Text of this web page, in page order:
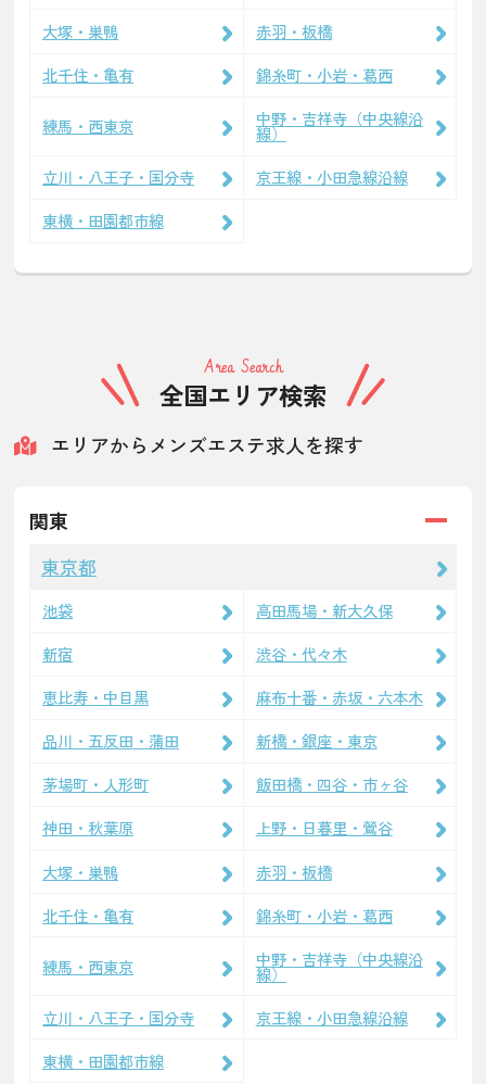
大塚・巣鴨
赤羽・板橋
北千住・亀有
錦糸町・小岩・葛西
練馬・西東京 中野・吉祥寺（中央線沿
線）
立川・八王子・国分寺
京王線・小田急線沿線
東横・田園都市線
Area Search
全国エリア検索
エリアからメンズエステ求人を探す
関東
東京都
池袋
高田馬場・新大久保
新宿
渋谷・代々木
恵比寿・中目黒
麻布十番・赤坂・六本木
品川・五反田・蒲田
新橋・銀座・東京
茅場町・人形町
飯田橋・四谷・市ヶ谷
神田・秋葉原
上野・日暮里・鶯谷
大塚・巣鴨
赤羽・板橋
北千住・亀有
錦糸町・小岩・葛西
練馬・西東京 中野・吉祥寺（中央線沿
線）
立川・八王子・国分寺
京王線・小田急線沿線
東横・田園都市線